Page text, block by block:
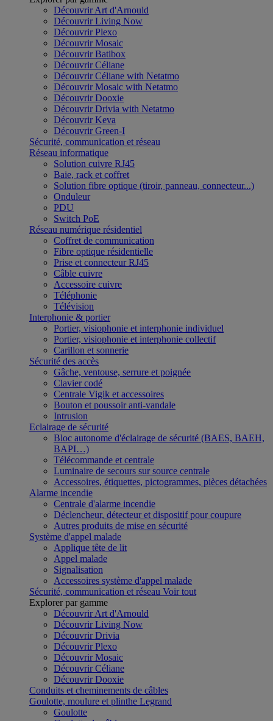
Découvrir Art d'Arnould
Découvrir Living Now
Découvrir Plexo
Découvrir Mosaic
Découvrir Batibox
Découvrir Céliane
Découvrir Céliane with Netatmo
Découvrir Mosaic with Netatmo
Découvrir Dooxie
Découvrir Drivia with Netatmo
Découvrir Keva
Découvrir Green-I
Sécurité, communication et réseau
Réseau informatique
Solution cuivre RJ45
Baie, rack et coffret
Solution fibre optique (tiroir, panneau, connecteur...)
Onduleur
PDU
Switch PoE
Réseau numérique résidentiel
Coffret de communication
Fibre optique résidentielle
Prise et connecteur RJ45
Câble cuivre
Accessoire cuivre
Téléphonie
Télévision
Interphonie & portier
Portier, visiophonie et interphonie individuel
Portier, visiophonie et interphonie collectif
Carillon et sonnerie
Sécurité des accès
Gâche, ventouse, serrure et poignée
Clavier codé
Centrale Vigik et accessoires
Bouton et poussoir anti-vandale
Intrusion
Eclairage de sécurité
Bloc autonome d'éclairage de sécurité (BAES, BAEH,
BAPI…)
Télécommande et centrale
Luminaire de secours sur source centrale
Accessoires, étiquettes, pictogrammes, pièces détachées
Alarme incendie
Centrale d'alarme incendie
Déclencheur, détecteur et dispositif pour coupure
Autres produits de mise en sécurité
Système d'appel malade
Applique tête de lit
Appel malade
Signalisation
Accessoires système d'appel malade
Sécurité, communication et réseau Voir tout
Explorer par gamme
Découvrir Art d'Arnould
Découvrir Living Now
Découvrir Drivia
Découvrir Plexo
Découvrir Mosaic
Découvrir Céliane
Découvrir Dooxie
Conduits et cheminements de câbles
Goulotte, moulure et plinthe Legrand
Goulotte